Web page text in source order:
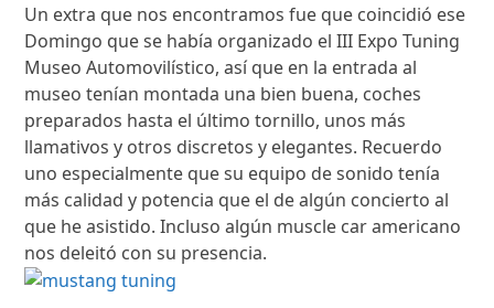
Un extra que nos encontramos fue que coincidió ese
Domingo que se había organizado el III Expo Tuning
Museo Automovilístico, así que en la entrada al
museo tenían montada una bien buena, coches
preparados hasta el último tornillo, unos más
llamativos y otros discretos y elegantes. Recuerdo
uno especialmente que su equipo de sonido tenía
más calidad y potencia que el de algún concierto al
que he asistido. Incluso algún muscle car americano
nos deleitó con su presencia.